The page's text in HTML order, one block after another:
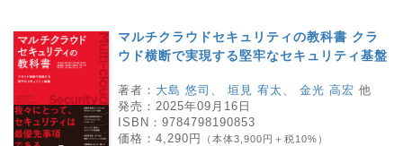
マルチクラウドセキュリティの教科書 クラ
ウド横断で実現する堅牢なセキュリティ基盤
著者： 大島 悠司 垣見 宥太 金光 高宏 他
発売： 2025年09月16日
ISBN： 9784798190853
価格： 4,290円 （本体3,900円＋税10%）